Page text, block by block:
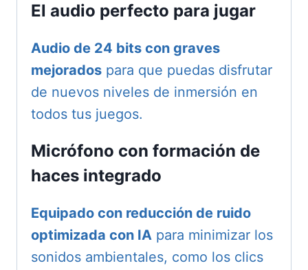
El audio perfecto para jugar
Audio de 24 bits con graves
mejorados para que puedas disfrutar
de nuevos niveles de inmersión en
todos tus juegos.
Micrófono con formación de
haces integrado
Equipado con reducción de ruido
optimizada con IA para minimizar los
sonidos ambientales, como los clics